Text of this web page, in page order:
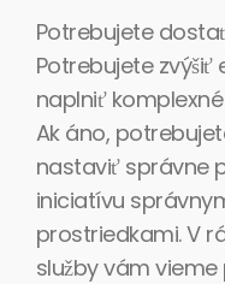
Potrebujete
Potrebujete
naplniť
Ak áno,
nastaviť správne
iniciatívu
prostriedkami. V
služby vám